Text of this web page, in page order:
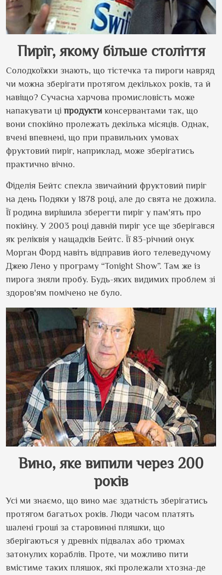
Пиріг, якому більше століття
Солодкоїжки знають, що тістечка та пироги навряд
чи можна зберігати протягом декількох років, та й
навіщо? Сучасна харчова промисловість може
напакувати ці продукти консервантами так, що
вони спокійно пролежать декілька місяців. Однак,
вчені впевнені, що при правильних умовах
фруктовий пиріг, наприклад, може зберігатись
практично вічно.
Фіделія Бейтс спекла звичайний фруктовий пиріг
на день Подяки у 1878 році, але до свята не дожила.
Її родина вирішила зберегти пиріг у пам'ять про
покійну. У 2003 році давній пиріг усе ще зберігався
як реліквія у нащадків Бейтс. Її 83-річний онук
Морган Форд навіть відправив його телеведучому
Джею Лено у програму “Tonight Show”. Там же із
пирога зняли пробу. Будь-яких видимих проблем зі
здоров'ям помічено не було.
Вино, яке випили через 200
років
Усі ми знаємо, що вино має здатність зберігатись
протягом багатьох років. Люди часом платять
шалені гроші за старовинні пляшки, що
зберігаються у древніх підвалах або трюмах
затонулих кораблів. Проте, чи можливо пити
вмістиме таких пляшок, які пролежали хтозна-де